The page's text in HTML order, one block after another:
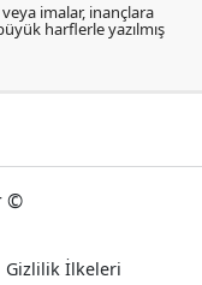
imalar, inançlara
harflerle yazılmış
©
Gizlilik İlkeleri